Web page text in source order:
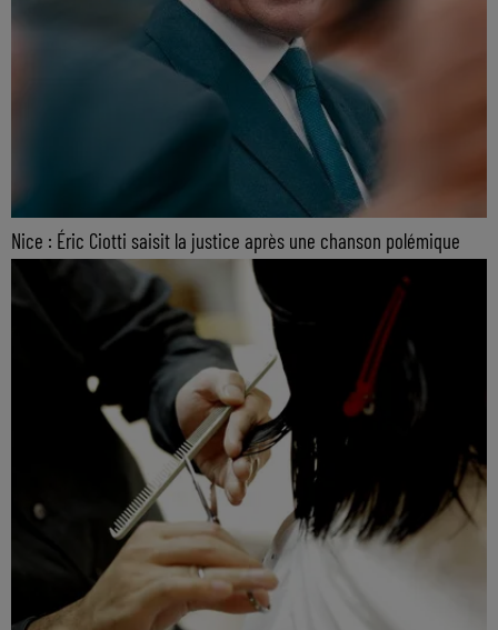
Nice : Éric Ciotti saisit la justice après une chanson polémique